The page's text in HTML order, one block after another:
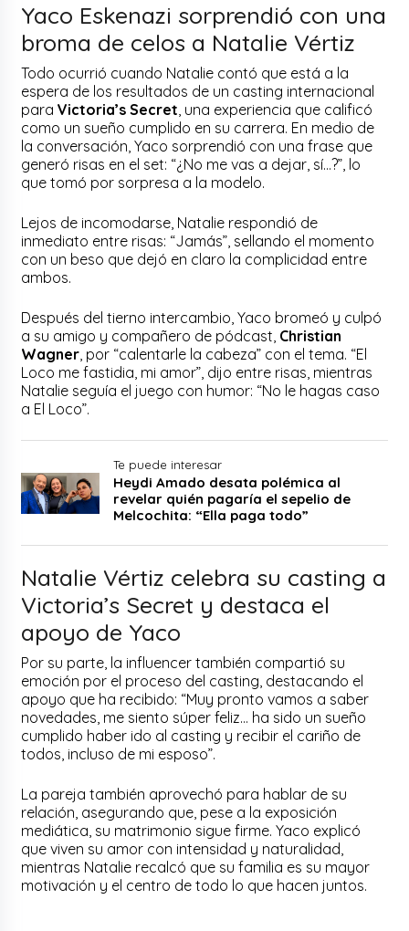
Yaco Eskenazi sorprendió con una
broma de celos a Natalie Vértiz
Todo ocurrió cuando Natalie contó que está a la
espera de los resultados de un casting internacional
paraVictoria’s Secret, una experiencia que calificó
como un sueño cumplido en su carrera. En medio de
la conversación, Yaco sorprendió con una frase que
generó risas en el set: “¿No me vas a dejar, sí…?”, lo
que tomó por sorpresa a la modelo.
Lejos de incomodarse, Natalie respondió de
inmediato entre risas: “Jamás”, sellando el momento
con un beso que dejó en claro la complicidad entre
ambos.
Después del tierno intercambio, Yaco bromeó y culpó
a su amigo y compañero de pódcast, Christian
Wagner, por “calentarle la cabeza” con el tema. “El
Loco me fastidia, mi amor”, dijo entre risas, mientras
Natalie seguía el juego con humor: “No le hagas caso
a El Loco”.
Te puede interesar
Heydi Amado desata polémica al
revelar quién pagaría el sepelio de
Melcochita: “Ella paga todo”
Natalie Vértiz celebra su casting a
Victoria’s Secret y destaca el
apoyo de Yaco
Por su parte, la influencer también compartió su
emoción por el proceso del casting, destacando el
apoyo que ha recibido: “Muy pronto vamos a saber
novedades, me siento súper feliz… ha sido un sueño
cumplido haber ido al casting y recibir el cariño de
todos, incluso de mi esposo”.
La pareja también aprovechó para hablar de su
relación, asegurando que, pese a la exposición
mediática, su matrimonio sigue firme. Yaco explicó
que viven su amor con intensidad y naturalidad,
mientras Natalie recalcó que su familia es su mayor
motivación y el centro de todo lo que hacen juntos.